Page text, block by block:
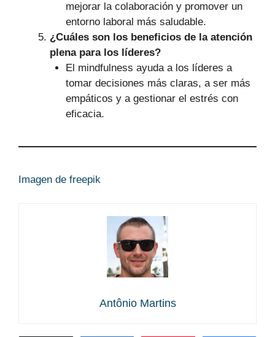
mejorar la colaboración y promover un
entorno laboral más saludable.
¿Cuáles son los beneficios de la atención
plena para los líderes?
El mindfulness ayuda a los líderes a
tomar decisiones más claras, a ser más
empáticos y a gestionar el estrés con
eficacia.
Imagen de freepik
Antônio Martins